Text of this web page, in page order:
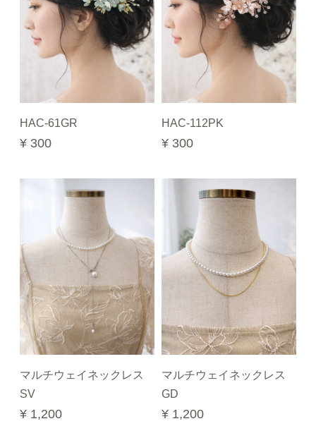
HAC-61GR
¥ 300
HAC-112PK
¥ 300
マルチウェイネックレス
SV
¥ 1,200
マルチウェイネックレス
GD
¥ 1,200